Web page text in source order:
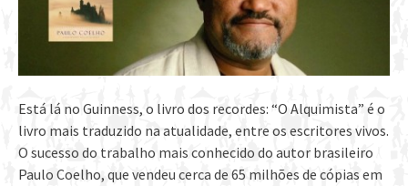
Está lá no Guinness, o livro dos recordes: “O Alquimista” é o
livro mais traduzido na atualidade, entre os escritores vivos.
O sucesso do trabalho mais conhecido do autor brasileiro
Paulo Coelho, que vendeu cerca de 65 milhões de cópias em